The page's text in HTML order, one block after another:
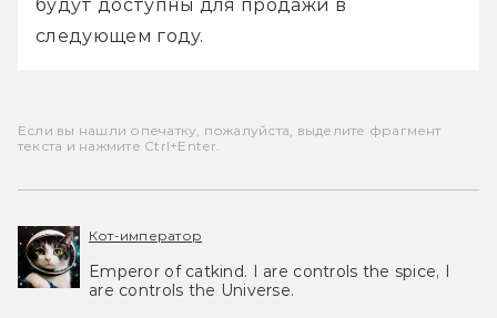
будут доступны для продажи в
следующем году.
Если вы нашли опечатку, пожалуйста, выделите фрагмент
текста и нажмите Ctrl+Enter.
Кот-император
Emperor of catkind. I are controls the spice, I
are controls the Universe.